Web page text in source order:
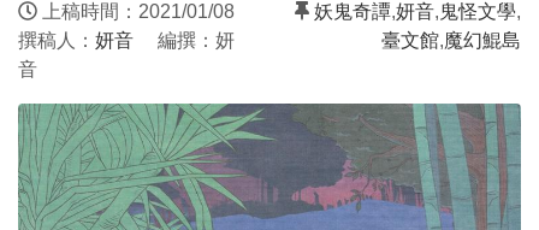
上稿時間：2021/01/08
撰稿人： 妍音 編撰：妍
音
妖鬼奇譚,妍音,鬼怪文學,
臺文館,魔幻鯤島